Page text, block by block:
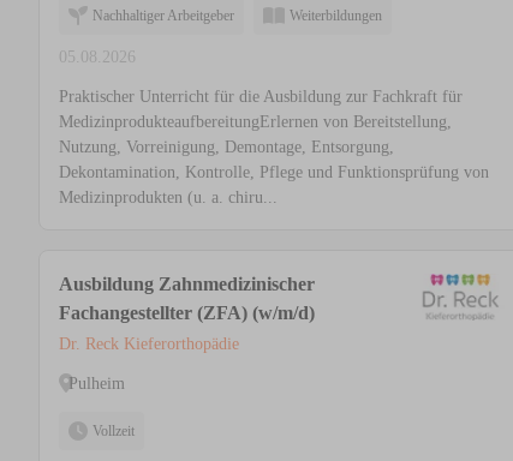
Nachhaltiger Arbeitgeber Weiterbildungen
05.08.2026
Praktischer Unterricht für die Ausbildung zur Fachkraft für
MedizinprodukteaufbereitungErlernen von Bereitstellung,
Nutzung, Vorreinigung, Demontage, Entsorgung,
Dekontamination, Kontrolle, Pflege und Funktionsprüfung von
Medizinprodukten (u. a. chiru...
Ausbildung Zahnmedizinischer
Fachangestellter (ZFA) (w/m/d)
Dr. Reck Kieferorthopädie
Pulheim
Vollzeit